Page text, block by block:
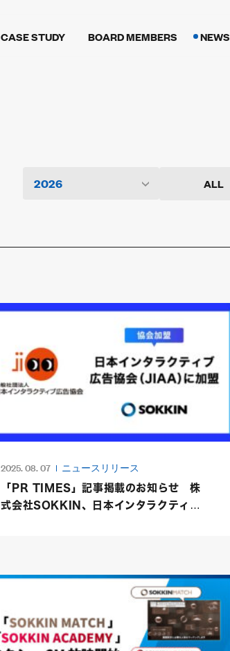
CASE STUDY BOARD MEMBERS NEWS
ALL
2025. 08. 07 ニュースリリース
「PR TIMES」記事掲載のお知らせ 株
式会社SOKKIN、日本インタラクティブ